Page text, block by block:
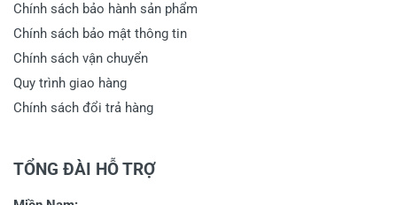
Chính sách bảo hành sản phẩm
Chính sách bảo mật thông tin
Chính sách vận chuyển
Quy trình giao hàng
Chính sách đổi trả hàng
TỔNG ĐÀI HỖ TRỢ